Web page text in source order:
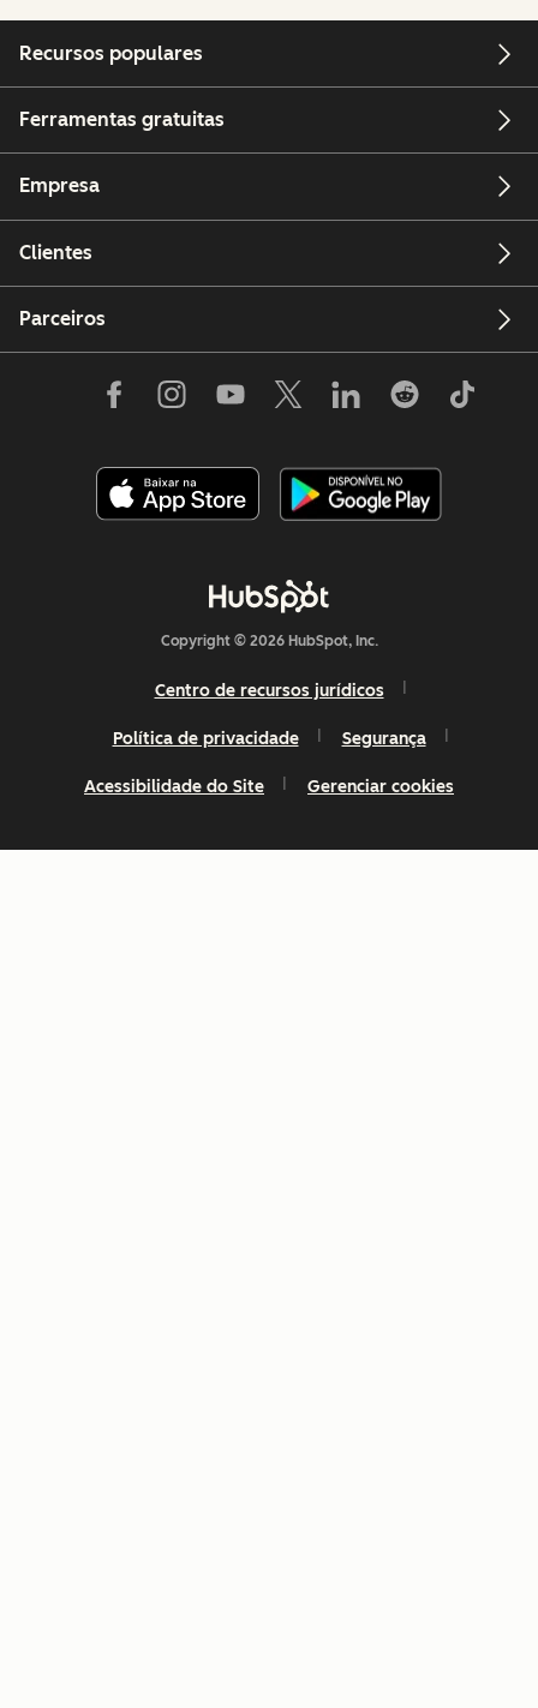
Recursos populares
Ferramentas gratuitas
Empresa
Clientes
Parceiros
Copyright © 2026 HubSpot, Inc.
Centro de recursos jurídicos
Política de privacidade Segurança
Acessibilidade do Site Gerenciar cookies